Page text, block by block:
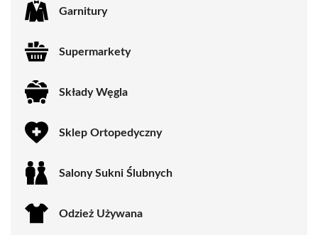
Garnitury
Supermarkety
Składy Węgla
Sklep Ortopedyczny
Salony Sukni Ślubnych
Odzież Używana